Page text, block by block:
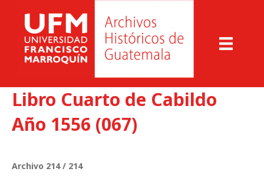
Libro Cuarto de Cabildo
Año 1556 (067)
Archivo 214 / 214